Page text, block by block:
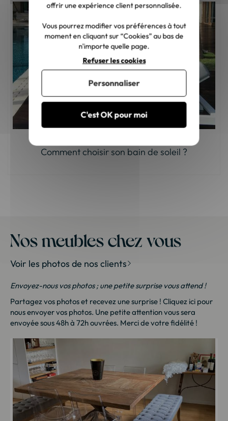
Comment choisir son bain de soleil ?
Nos meubles chez vous
Voir les photos de nos clients
Envoyez-nous vos photos ; une petite surprise vous attend !
Partagez vos photos et recevez une surprise ! Cliquez ici pour
nous envoyer vos photos. Une petite attention vous sera
envoyée sous 48h à 72h ouvrées. Merci de votre fidélité !
offrir une expérience client personnalisée.
Vous pourrez modifier vos préférences à tout
moment en cliquant sur “Cookies” au bas de
n'importe quelle page.
C'est OK pour moi
Refuser les cookies
Personnaliser